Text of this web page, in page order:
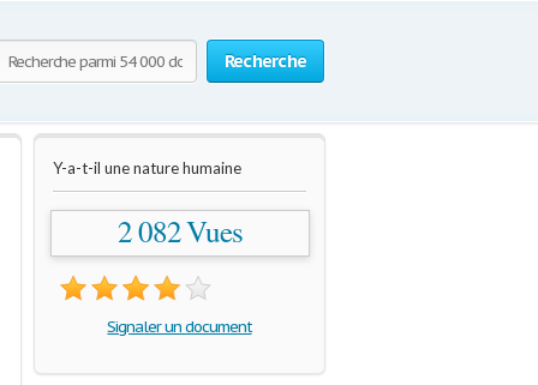
Recherche
Y-a-t-il une nature humaine
2 082 Vues
Signaler un document